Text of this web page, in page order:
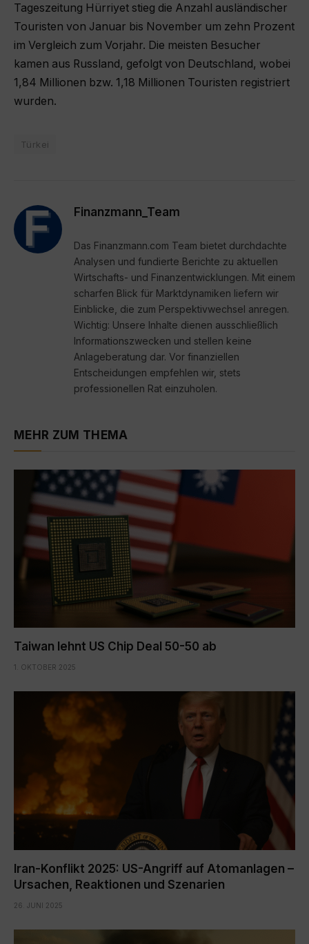
Tageszeitung Hürriyet stieg die Anzahl ausländischer
Touristen von Januar bis November um zehn Prozent
im Vergleich zum Vorjahr. Die meisten Besucher
kamen aus Russland, gefolgt von Deutschland, wobei
1,84 Millionen bzw. 1,18 Millionen Touristen registriert
wurden.
Türkei
Finanzmann_Team
Das Finanzmann.com Team bietet durchdachte
Analysen und fundierte Berichte zu aktuellen
Wirtschafts- und Finanzentwicklungen. Mit einem
scharfen Blick für Marktdynamiken liefern wir
Einblicke, die zum Perspektivwechsel anregen.
Wichtig: Unsere Inhalte dienen ausschließlich
Informationszwecken und stellen keine
Anlageberatung dar. Vor finanziellen
Entscheidungen empfehlen wir, stets
professionellen Rat einzuholen.
MEHR ZUM THEMA
Taiwan lehnt US Chip Deal 50-50 ab
1. OKTOBER 2025
Iran-Konflikt 2025: US-Angriff auf Atomanlagen –
Ursachen, Reaktionen und Szenarien
26. JUNI 2025